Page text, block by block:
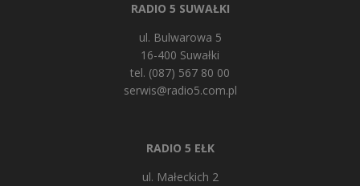
RADIO 5 SUWAŁKI
ul. Bulwarowa 5
16-400 Suwałki
tel. (087) 567 80 00
serwis@radio5.com.pl
RADIO 5 EŁK
ul. Małeckich 2